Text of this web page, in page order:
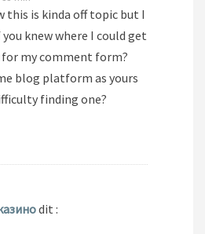
this is kinda off topic but I
knew where I could get
my comment form?
blog platform as yours
finding one?
dit :